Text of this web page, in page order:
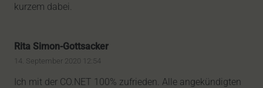
kurzem dabei.
Rita Simon-Gottsacker
14. September 2020 12:54
Ich mit der CO.NET 100% zufrieden. Alle angekündigten